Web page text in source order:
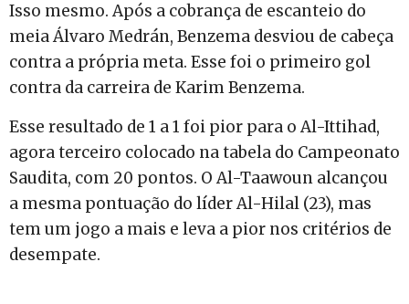
Isso mesmo. Após a cobrança de escanteio do
meia Álvaro Medrán, Benzema desviou de cabeça
contra a própria meta. Esse foi o primeiro gol
contra da carreira de Karim Benzema.
Esse resultado de 1 a 1 foi pior para o Al-Ittihad,
agora terceiro colocado na tabela do Campeonato
Saudita, com 20 pontos. O Al-Taawoun alcançou
a mesma pontuação do líder Al-Hilal (23), mas
tem um jogo a mais e leva a pior nos critérios de
desempate.